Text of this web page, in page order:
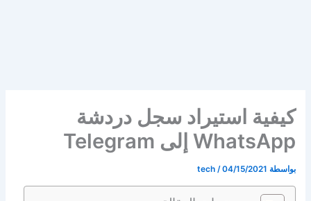
كيفية استيراد سجل دردشة
WhatsApp إلى Telegram
بواسطة tech /04/15/2021